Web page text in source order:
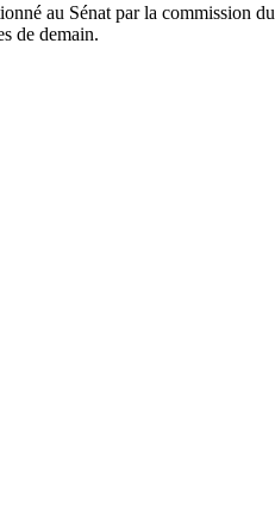
au Sénat par la commission du
de demain.